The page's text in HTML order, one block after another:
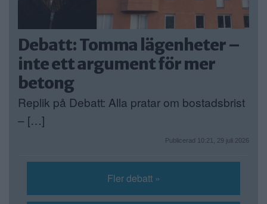
Debatt: Tomma lägenheter –
inte ett argument för mer
betong
Replik på Debatt: Alla pratar om bostadsbrist
– […]
Publicerad 10:21, 29 juli 2026
Fler debatt »